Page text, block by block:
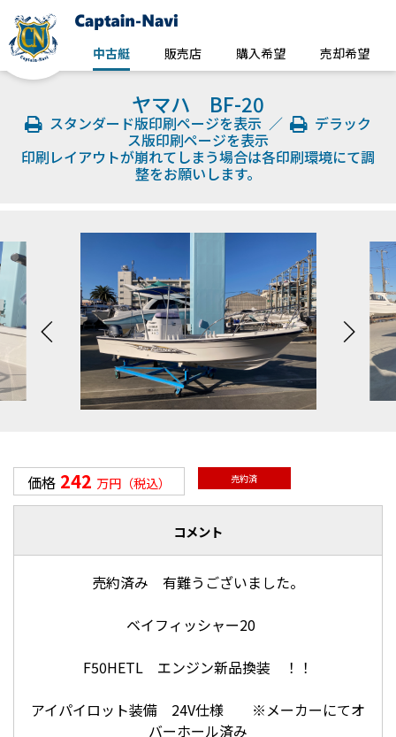
中古艇 販売店 購入希望 売却希望
ヤマハ BF-20
スタンダード版印刷ページを表示 ／
デラック
ス版印刷ページを表示
印刷レイアウトが崩れてしまう場合は各印刷環境にて調
整をお願いします。
価格 242 万円（税込） 売約済
コメント
売約済み 有難うございました。
ベイフィッシャー20
F50HETL エンジン新品換装 ！！
アイパイロット装備 24V仕様 ※メーカーにてオ
バーホール済み